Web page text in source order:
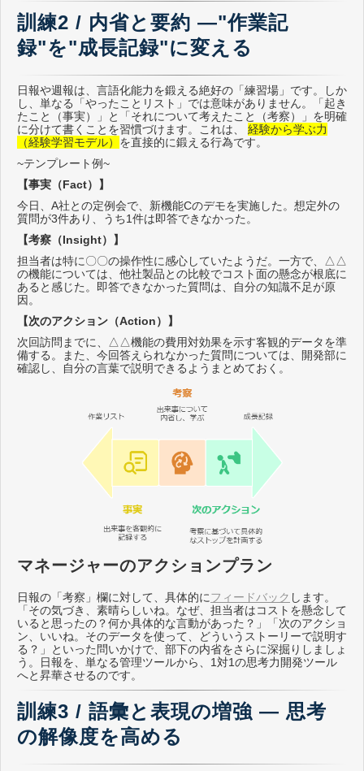
訓練2 / 内省と要約 ―"作業記
録"を"成長記録"に変える
日報や週報は、言語化能力を鍛える絶好の「練習場」です。しか
し、単なる「やったことリスト」では意味がありません。「起き
たこと（事実）」と「それについて考えたこと（考察）」を明確
に分けて書くことを習慣づけます。これは、 経験から学ぶ力
（経験学習モデル） を直接的に鍛える行為です。
~テンプレート例~
【事実（Fact）】
今日、A社との定例会で、新機能Cのデモを実施した。想定外の
質問が3件あり、うち1件は即答できなかった。
【考察（Insight）】
担当者は特に〇〇の操作性に感心していたようだ。一方で、△△
の機能については、他社製品との比較でコスト面の懸念が根底に
あると感じた。即答できなかった質問は、自分の知識不足が原
因。
【次のアクション（Action）】
次回訪問までに、△△機能の費用対効果を示す客観的データを準
備する。また、今回答えられなかった質問については、開発部に
確認し、自分の言葉で説明できるようまとめておく。
マネージャーのアクションプラン
日報の「考察」欄に対して、具体的にフィードバック します。
「その気づき、素晴らしいね。なぜ、担当者はコストを懸念して
いると思ったの？何か具体的な言動があった？」「次のアクショ
ン、いいね。そのデータを使って、どういうストーリーで説明す
る？」といった問いかけで、部下の内省をさらに深掘りしましょ
う。日報を、単なる管理ツールから、1対1の思考力開発ツール
へと昇華させるのです。
訓練3 / 語彙と表現の増強 ― 思考
の解像度を高める